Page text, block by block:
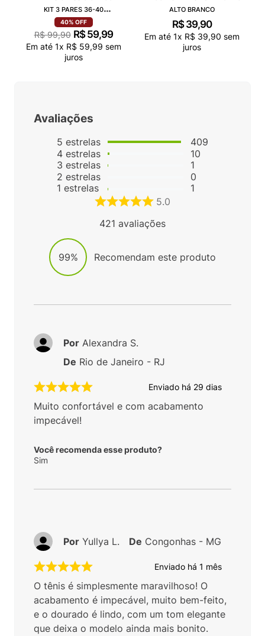
KIT 3 PARES 36-40
VN000QCAJU4
40% OFF
R$ 99,90 R$ 59,99
Em até 1x R$ 59,99 sem
juros
ALTO BRANCO
R$ 39,90
Em até 1x R$ 39,90 sem
juros
Avaliações
5 estrelas
4 estrelas
3 estrelas
2 estrelas
1 estrelas
409
10
1
0
1
5.0
421 avaliações
99% Recomendam este produto
Enviado há 29 dias
Muito confortável e com acabamento
impecável!
Você recomenda esse produto?
Sim
Por Alexandra S.
De Rio de Janeiro - RJ
Enviado há 1 mês
O tênis é simplesmente maravilhoso! O
acabamento é impecável, muito bem-feito,
e o dourado é lindo, com um tom elegante
que deixa o modelo ainda mais bonito.
Por Yullya L. De Congonhas - MG